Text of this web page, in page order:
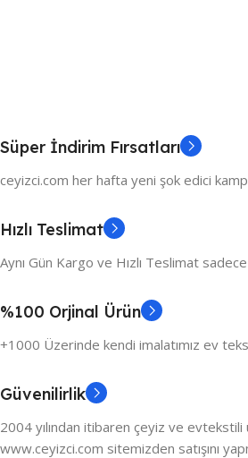
Süper İndirim Fırsatları
ceyizci.com her hafta yeni şok edici
Hızlı Teslimat
Aynı Gün Kargo ve Hızlı Teslimat
%100 Orjinal Ürün
+1000 Üzerinde kendi imalatımız ev
Güvenilirlik
2004 yılından itibaren çeyiz ve evtekstili
www.ceyizci.com sitemizden satışını